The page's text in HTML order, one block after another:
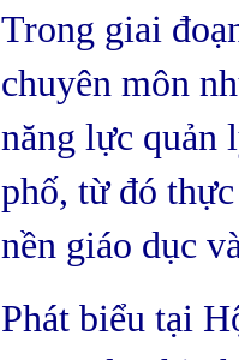
Trong giai
chuyên môn
năng lực quản
phố, từ đó
nền giáo dục
Phát biểu tại